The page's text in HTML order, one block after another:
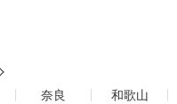
奈良
和歌山